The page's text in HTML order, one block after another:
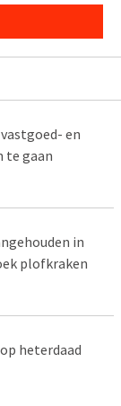
en
te gaan
in
plofkraken
heterdaad